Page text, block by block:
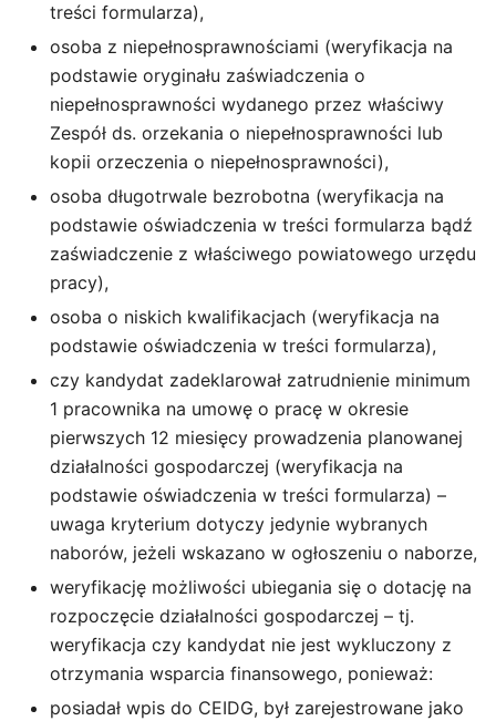
treści formularza),
osoba z niepełnosprawnościami (weryfikacja na
podstawie oryginału zaświadczenia o
niepełnosprawności wydanego przez właściwy
Zespół ds. orzekania o niepełnosprawności lub
kopii orzeczenia o niepełnosprawności),
osoba długotrwale bezrobotna (weryfikacja na
podstawie oświadczenia w treści formularza bądź
zaświadczenie z właściwego powiatowego urzędu
pracy),
osoba o niskich kwalifikacjach (weryfikacja na
podstawie oświadczenia w treści formularza),
czy kandydat zadeklarował zatrudnienie minimum
1 pracownika na umowę o pracę w okresie
pierwszych 12 miesięcy prowadzenia planowanej
działalności gospodarczej (weryfikacja na
podstawie oświadczenia w treści formularza) –
uwaga kryterium dotyczy jedynie wybranych
naborów, jeżeli wskazano w ogłoszeniu o naborze,
weryfikację możliwości ubiegania się o dotację na
rozpoczęcie działalności gospodarczej – tj.
weryfikacja czy kandydat nie jest wykluczony z
otrzymania wsparcia finansowego, ponieważ:
posiadał wpis do CEIDG, był zarejestrowane jako